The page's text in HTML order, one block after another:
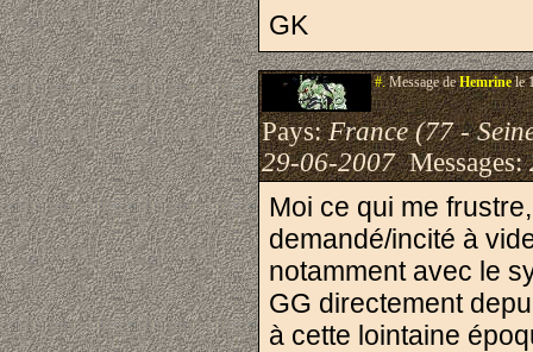
GK
#.Message deHemrinele
Pays:France (77 -
29-06-2007Messages:
Moi ce qui me
demandé/incité à
notamment avec le
GG directement
à cette lointaine